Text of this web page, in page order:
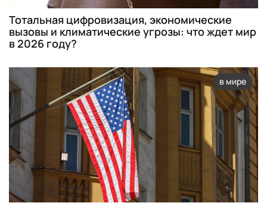
Тотальная цифровизация, экономические
вызовы и климатические угрозы: что ждет мир
в 2026 году?
в мире